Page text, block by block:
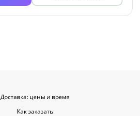
Доставка: цены и время
Как заказать